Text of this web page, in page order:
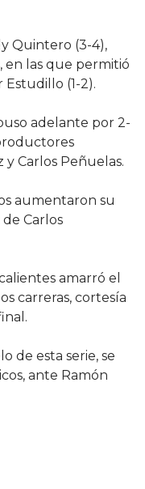
Quintero (3-4),
en las que permitió
(1-2).
adelante por 2-
Carlos Peñuelas.
aumentaron su
Carlos
amarró el
carreras, cortesía
de esta serie, se
ante Ramón